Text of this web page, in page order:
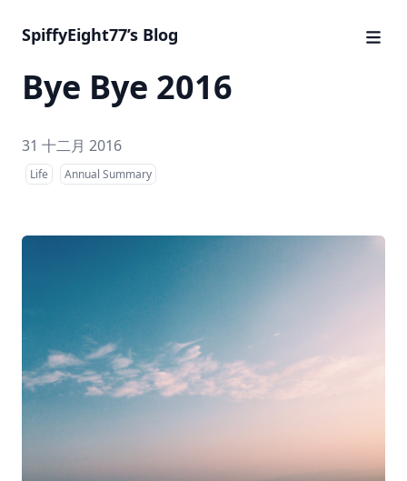
SpiffyEight77’s Blog
Bye Bye 2016
31 十二月 2016
Life Annual Summary